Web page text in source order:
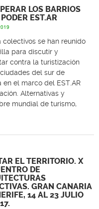
LOS BARRIOS
PODER EST.AR
colectivos se han reunido
para discutir y
contra la turistización
del sur de
en el marco del EST.AR
Alternativas y
mundial de turismo,
EL TERRITORIO. X
DE
GRAN CANARIA
14 AL 23 JULIO